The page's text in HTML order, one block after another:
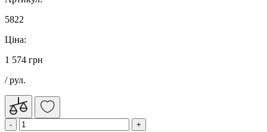
5822
Ціна:
1 574 грн
/ рул.